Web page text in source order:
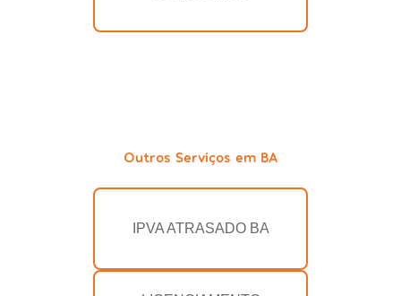
Outros Serviços em BA
IPVA ATRASADO BA